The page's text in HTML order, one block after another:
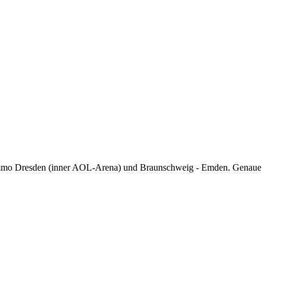
Dresden (inner AOL-Arena) und Braunschweig - Emden. Genaue